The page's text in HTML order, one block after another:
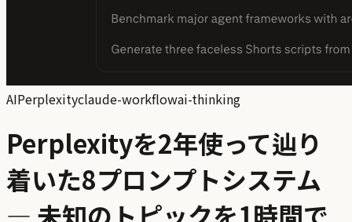
AIPerplexityclaude-workflowai-thinking
Perplexityを2年使って辿り
着いた8プロンプトシステム